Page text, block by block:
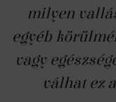
milyen
egyéb
vagy
válhat ez